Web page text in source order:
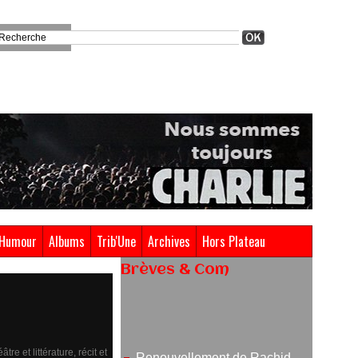
Humour Albums Trib'Une Archives Hors Plateau
et littérature, récit et
Brèves & Com